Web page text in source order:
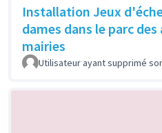
Installation Jeux
dames dans le parc des
mairies
Utilisateur ayant supprimé